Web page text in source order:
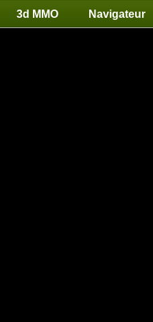
3d MMO Navigateur